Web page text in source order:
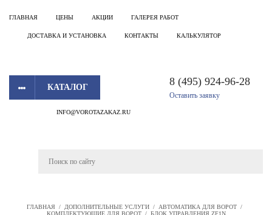
ГЛАВНАЯ ЦЕНЫ АКЦИИ ГАЛЕРЕЯ РАБОТ
ДОСТАВКА И УСТАНОВКА КОНТАКТЫ КАЛЬКУЛЯТОР
КАТАЛОГ 8 (495) 924-96-28
Оставить заявку
INFO@VOROTAZAKAZ.RU
ГЛАВНАЯ / ДОПОЛНИТЕЛЬНЫЕ УСЛУГИ / АВТОМАТИКА ДЛЯ ВОРОТ /
КОМПЛЕКТУЮЩИЕ ДЛЯ ВОРОТ / БЛОК УПРАВЛЕНИЯ ZF1N